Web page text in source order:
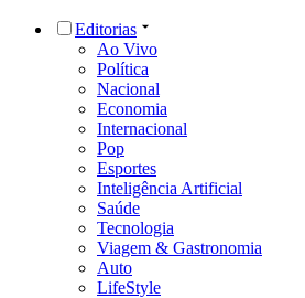
Editorias
Ao Vivo
Política
Nacional
Economia
Internacional
Pop
Esportes
Inteligência Artificial
Saúde
Tecnologia
Viagem & Gastronomia
Auto
LifeStyle